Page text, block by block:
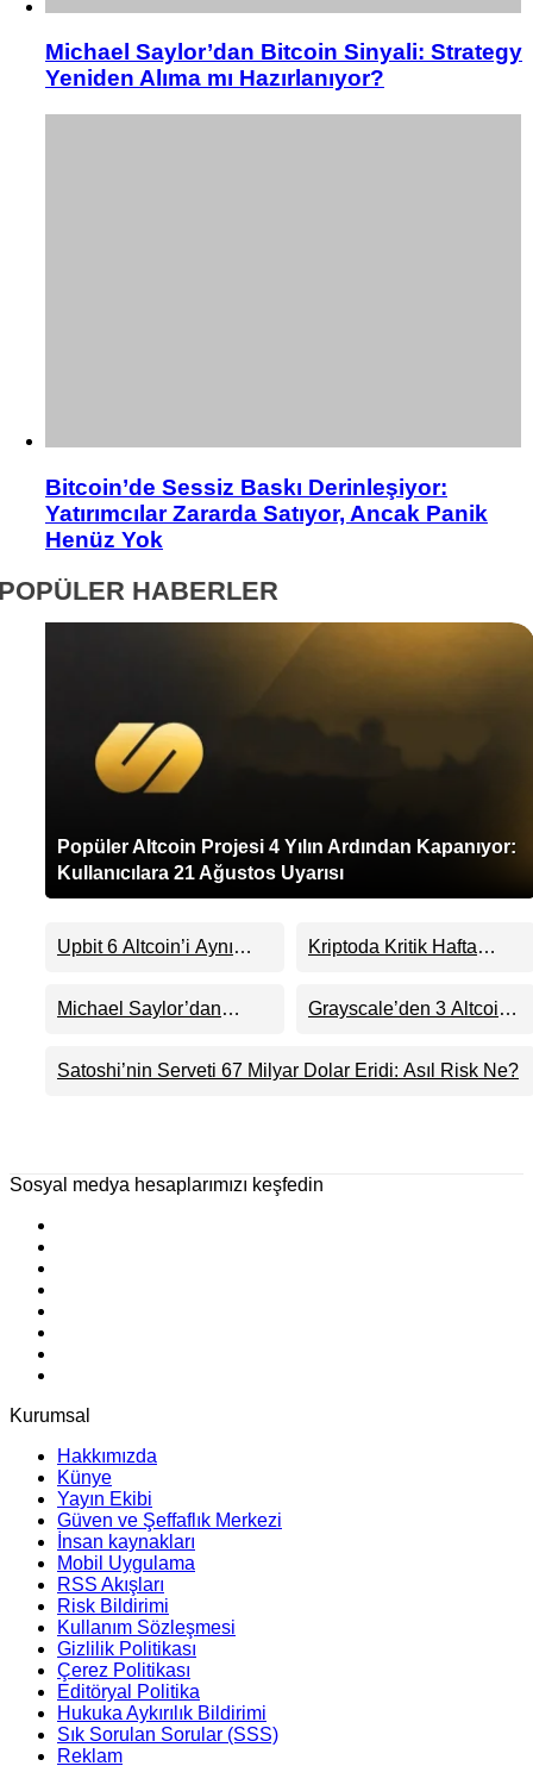
Michael Saylor’dan Bitcoin Sinyali: Strategy
Yeniden Alıma mı Hazırlanıyor?
Bitcoin’de Sessiz Baskı Derinleşiyor:
Yatırımcılar Zararda Satıyor, Ancak Panik
Henüz Yok
HABERLER
Popüler Altcoin Projesi 4 Yılın Ardından Kapanıyor:
Kullanıcılara 21 Ağustos Uyarısı
Upbit 6 Altcoin’i Aynı
Kriptoda Kritik Hafta
Yaşanacaklar
Michael Saylor’dan
Yeniden Alıma mı
Grayscale’den 3 Altcoin
ADA, HBAR ve DOT İçin
Satoshi’nin Serveti 67 Milyar Dolar Eridi: Asıl Risk Ne?
Sosyal medya hesaplarımızı keşfedin
Kurumsal
Hakkımızda
Künye
Yayın Ekibi
Güven ve Şeffaflık Merkezi
İnsan kaynakları
Mobil Uygulama
RSS Akışları
Risk Bildirimi
Kullanım Sözleşmesi
Gizlilik Politikası
Çerez Politikası
Editöryal Politika
Hukuka Aykırılık Bildirimi
Sık Sorulan Sorular (SSS)
Reklam